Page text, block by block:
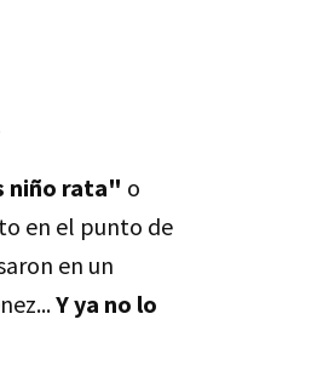
niño rata" o
en el punto de
en un
Y ya no lo